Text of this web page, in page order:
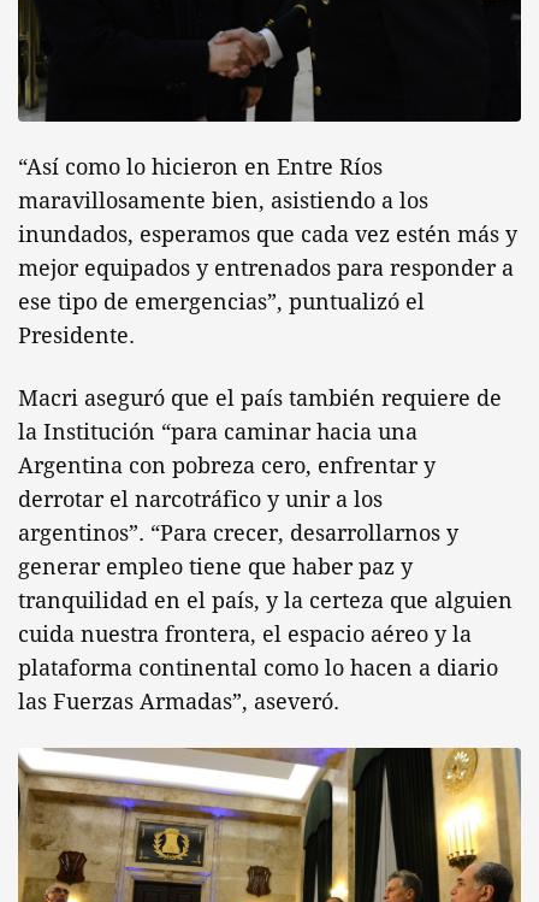
“Así como lo hicieron en Entre Ríos
maravillosamente bien, asistiendo a los
inundados, esperamos que cada vez estén más y
mejor equipados y entrenados para responder a
ese tipo de emergencias”, puntualizó el
Presidente.
Macri aseguró que el país también requiere de
la Institución “para caminar hacia una
Argentina con pobreza cero, enfrentar y
derrotar el narcotráfico y unir a los
argentinos”. “Para crecer, desarrollarnos y
generar empleo tiene que haber paz y
tranquilidad en el país, y la certeza que alguien
cuida nuestra frontera, el espacio aéreo y la
plataforma continental como lo hacen a diario
las Fuerzas Armadas”, aseveró.